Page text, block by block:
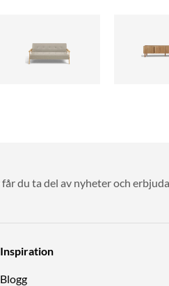
du ta del av nyheter och
Inspiration
Blogg